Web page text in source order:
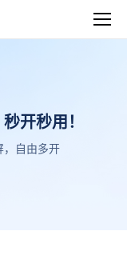
开秒用！
自由多开